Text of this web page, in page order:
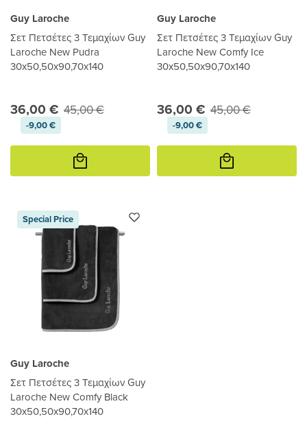
Guy Laroche
Σετ Πετσέτες 3 Τεμαχίων Guy
Laroche New Pudra
30x50,50x90,70x140
36,00 € 45,00 €
-9,00 €
Προσθήκη
καλάθι
Guy Laroche
Σετ Πετσέτες 3 Τεμαχίων Guy
Laroche New Comfy Ice
30x50,50x90,70x140
36,00 € 45,00 €
-9,00 €
Προσθήκη
καλάθι
Special Price
Guy Laroche
Σετ Πετσέτες 3 Τεμαχίων Guy
Laroche New Comfy Black
30x50,50x90,70x140